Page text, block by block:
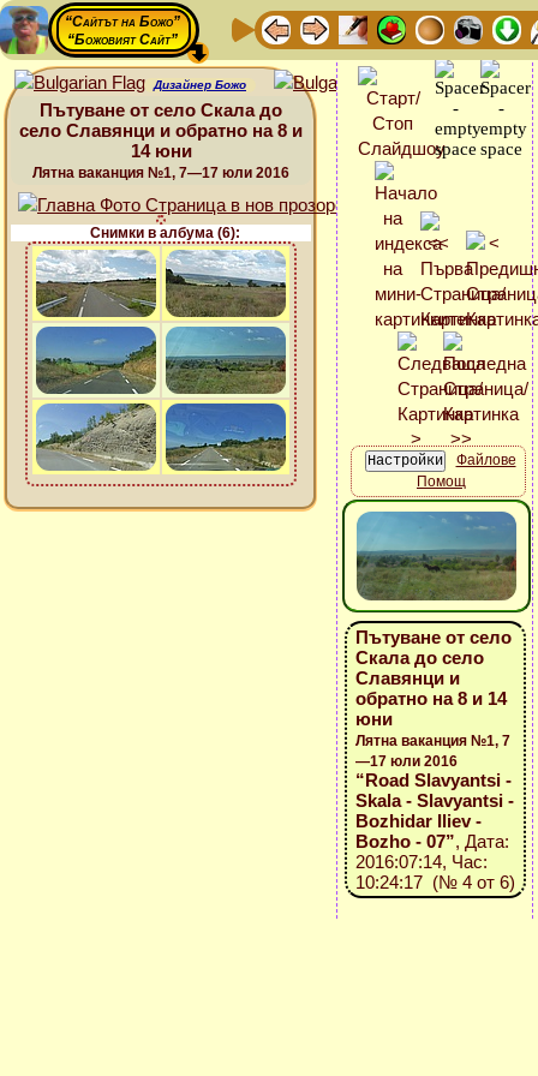
“Сайтът на Божо”
“Божовият Сайт”
Дизайнер Божо
Пътуване от село Скала до
село Славянци и обратно на 8 и
14 юни
Лятна ваканция №1, 7—17 юли 2016
Снимки в албума (6):
Файлове
Помощ
Пътуване от село
Скала до село
Славянци и
обратно на 8 и 14
юни
Лятна ваканция №1, 7
—17 юли 2016
“Road Slavyantsi -
Skala - Slavyantsi -
Bozhidar Iliev -
Bozho - 07”, Дата:
2016:07:14, Час:
10:24:17 (№ 4 от 6)